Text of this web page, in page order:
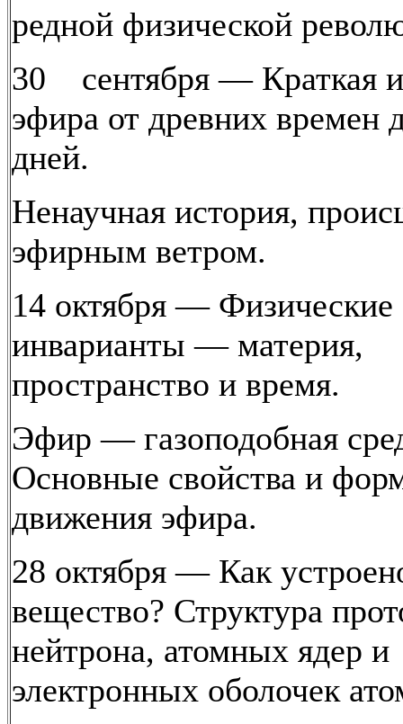
редной физической
30 сентября — Краткая
эфира от древних времен
дней.
Ненаучная история,
эфирным ветром.
14 октября — Физические
инварианты — материя,
пространство и время.
Эфир — газоподобная
Основные свойства и
движения эфира.
28 октября — Как
вещество? Структура
нейтрона, атомных ядер и
электронных оболочек